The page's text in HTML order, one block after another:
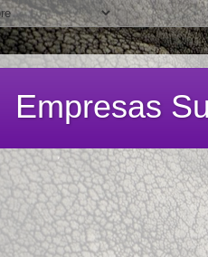
Empresas